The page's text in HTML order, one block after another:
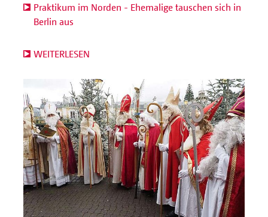
Praktikum im Norden - Ehemalige tauschen sich in
Berlin aus
WEITERLESEN